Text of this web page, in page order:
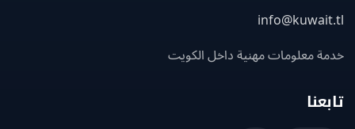
معلومات مهنية داخل الكويت